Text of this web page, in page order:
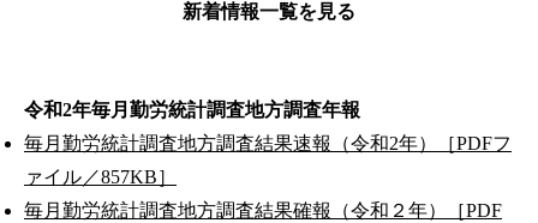
新着情報一覧を見る
令和2年毎月勤労統計調査地方調査年報
毎月勤労統計調査地方調査結果速報（令和2年）［PDFフ
ァイル／857KB］
毎月勤労統計調査地方調査結果確報（令和２年）［PDF